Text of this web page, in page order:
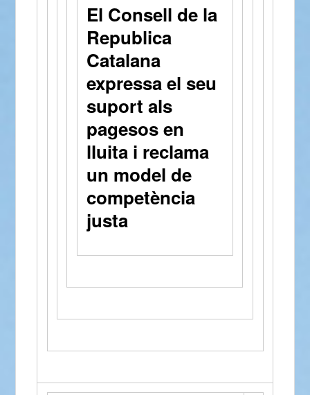
El Consell de la
Republica
Catalana
expressa el seu
suport als
pagesos en
lluita i reclama
un model de
competència
justa